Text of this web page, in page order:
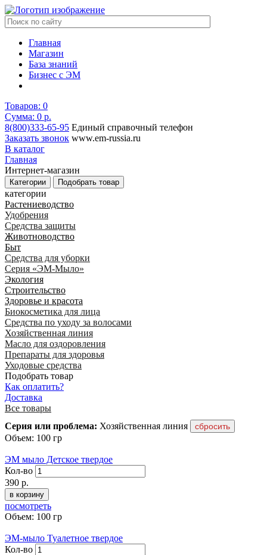
Главная
Магазин
База знаний
Бизнес с ЭМ
Товаров: 0
Сумма: 0 р.
8(800)333-65-95 Единый справочный телефон
Заказать звонок www.em-russia.ru
В каталог
Главная
Интернет-магазин
Категории Подобрать товар
категории
Растениеводство
Удобрения
Средства защиты
Животноводство
Быт
Средства для уборки
Серия «ЭМ-Мыло»
Экология
Строительство
Здоровье и красота
Биокосметика для лица
Средства по уходу за волосами
Хозяйственная линия
Масло для оздоровления
Препараты для здоровья
Уходовые средства
Подобрать товар
Как оплатить?
Доставка
Все товары
Серия или проблема: Хозяйственная линия
Объем: 100 гр
ЭМ мыло Детское твердое
Кол-во
390 р.
в корзину
посмотреть
Объем: 100 гр
ЭМ-мыло Туалетное твердое
Кол-во